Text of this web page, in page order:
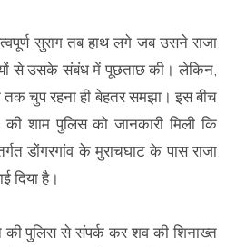
सुराग तब हाथ लगे जब उसने राजा
से उसके संबंध में पूछताछ की। लेकिन,
तक चुप रहना ही बेहतर समझा। इस बीच
शाम पुलिस को जानकारी मिली कि
डोंगरगांव के मुराचघाट के पास राजा
दिया है।
की पुलिस से संपर्क कर शव की शिनाख्त